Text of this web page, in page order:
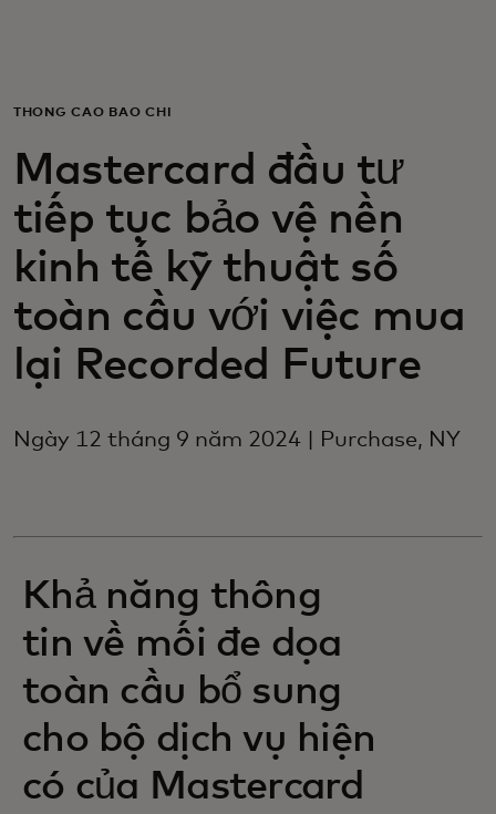
Dành cho doanh nghiệp
Dành cho thế giới
Dành cho nhà đổi mới
Tin tức và xu hướng
THÔNG CÁO BÁO CHÍ
Mastercard đầu tư
tiếp tục bảo vệ nền
kinh tế kỹ thuật số
toàn cầu với việc mua
lại Recorded Future
Ngày 12 tháng 9 năm 2024 | Purchase, NY
Khả năng thông
tin về mối đe dọa
toàn cầu bổ sung
cho bộ dịch vụ hiện
có của Mastercard